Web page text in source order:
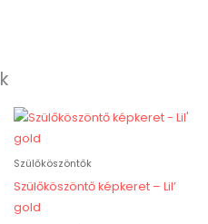
Szülőköszöntők
Szülőköszöntő képkeret – Lil’
gold
Ennek
több